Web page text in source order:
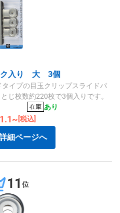
ク入り 大 3個
イプの目玉クリップスライドパ
じ枚数約220枚で3個入りです。
在庫 あり
[税込]
細ページへ
11 位